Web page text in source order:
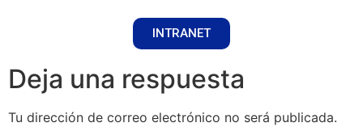
INTRANET
Deja una respuesta
Tu dirección de correo electrónico no será publicada.